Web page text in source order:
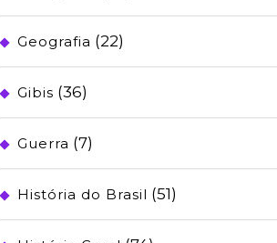
Geografia (22)
Gibis (36)
Guerra (7)
História do Brasil (51)